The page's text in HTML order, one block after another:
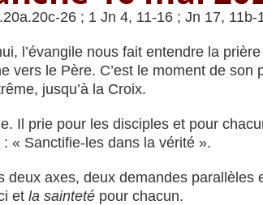
26 ; 1 Jn 4, 11-16 ; Jn 17, 11b-
l’évangile nous fait entendre la
vers le Père. C’est le moment de
jusqu’à la Croix.
Il prie pour les disciples et pour
: « Sanctifie-les dans la vérité ».
deux axes, deux demandes
et la sainteté pour chacun.